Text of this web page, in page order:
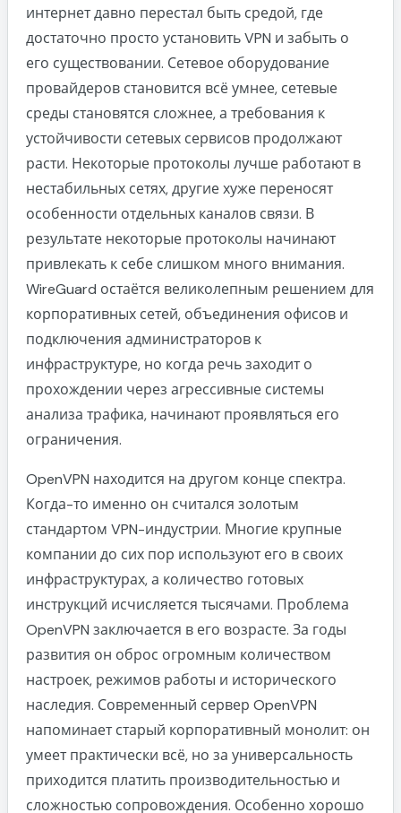
интернет давно перестал быть средой, где
достаточно просто установить VPN и забыть о
его существовании. Сетевое оборудование
провайдеров становится всё умнее, сетевые
среды становятся сложнее, а требования к
устойчивости сетевых сервисов продолжают
расти. Некоторые протоколы лучше работают в
нестабильных сетях, другие хуже переносят
особенности отдельных каналов связи. В
результате некоторые протоколы начинают
привлекать к себе слишком много внимания.
WireGuard остаётся великолепным решением для
корпоративных сетей, объединения офисов и
подключения администраторов к
инфраструктуре, но когда речь заходит о
прохождении через агрессивные системы
анализа трафика, начинают проявляться его
ограничения.
OpenVPN находится на другом конце спектра.
Когда-то именно он считался золотым
стандартом VPN-индустрии. Многие крупные
компании до сих пор используют его в своих
инфраструктурах, а количество готовых
инструкций исчисляется тысячами. Проблема
OpenVPN заключается в его возрасте. За годы
развития он оброс огромным количеством
настроек, режимов работы и исторического
наследия. Современный сервер OpenVPN
напоминает старый корпоративный монолит: он
умеет практически всё, но за универсальность
приходится платить производительностью и
сложностью сопровождения. Особенно хорошо